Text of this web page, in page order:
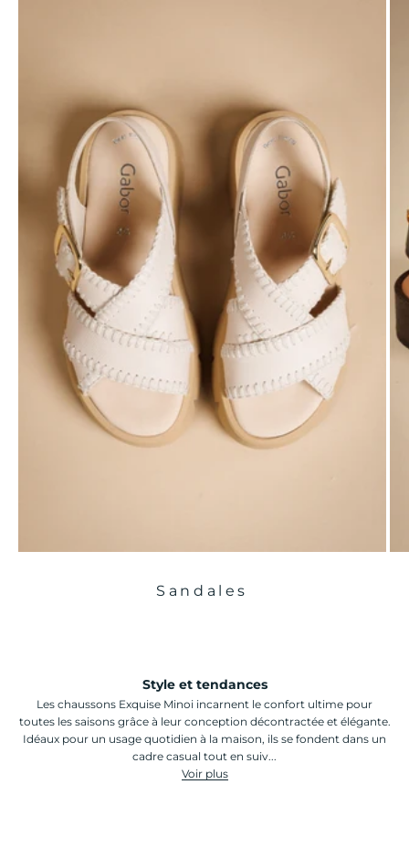
Sandales
Style et tendances
Les chaussons Exquise Minoi incarnent le confort ultime pour
toutes les saisons grâce à leur conception décontractée et élégante.
Idéaux pour un usage quotidien à la maison, ils se fondent dans un
cadre casual tout en suiv...
Voir plus